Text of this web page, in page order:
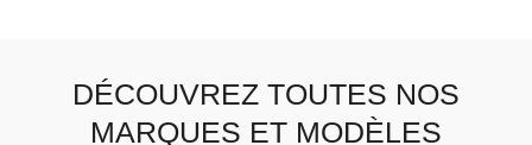
DÉCOUVREZ TOUTES NOS
MARQUES ET MODÈLES